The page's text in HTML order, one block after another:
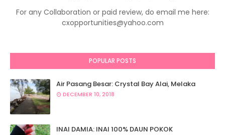
For any Collaboration or paid review, do email me here:
cxopportunities@yahoo.com
POPULAR POSTS
Air Pasang Besar: Crystal Bay Alai, Melaka
DECEMBER 10, 2018
INAI DAMIA: INAI 100% DAUN POKOK